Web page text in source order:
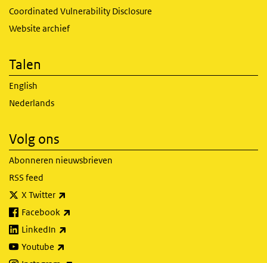
Coordinated Vulnerability Disclosure
Website archief
Talen
English
Nederlands
Volg ons
Abonneren nieuwsbrieven
RSS feed
X Twitter
Facebook
LinkedIn
Youtube